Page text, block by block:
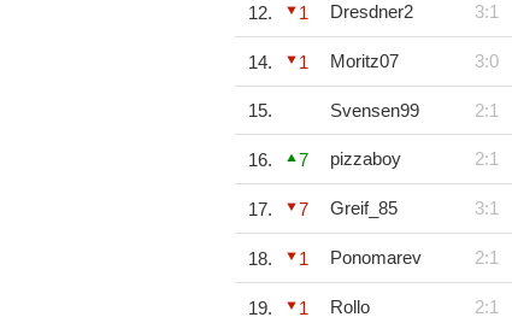
12. 1 Dresdner2 3:1
14. 1 Moritz07 3:0
15. Svensen99 2:1
16. 7 pizzaboy 2:1
17. 7 Greif_85 3:1
18. 1 Ponomarev 2:1
19. 1 Rollo 2:1